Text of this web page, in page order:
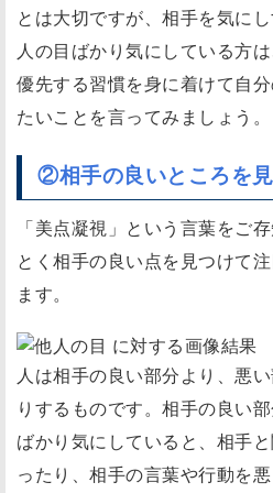
る
③
人
か
れ
よ
う
な
い
④
筋
ト
とは大切ですが、相手を気に
人の目ばかり気にしている方
優先する習慣を身に着けて自
たいことを言ってみましょう。
②相手の良いところを
「美点凝視」という言葉をご
とく相手の良い点を見つけて
ます。
人は相手の良い部分より、悪
りするものです。相手の良い
ばかり気にしていると、相手
ったり、相手の言葉や行動を